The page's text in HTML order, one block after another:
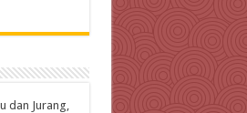
dan Jurang,